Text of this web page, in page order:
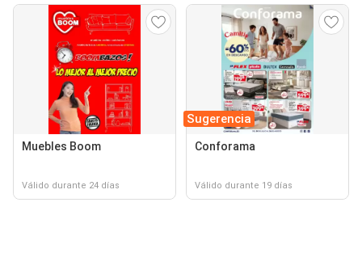
Muebles Boom
Válido durante 24 días
Sugerencia
Conforama
Válido durante 19 días